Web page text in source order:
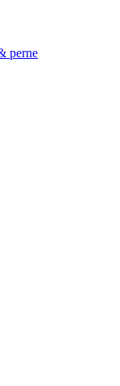
perne